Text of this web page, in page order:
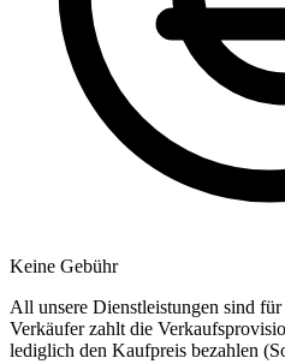
Keine Gebühr
All unsere Dienstleistungen sind
Verkäufer zahlt die
lediglich den Kaufpreis bezahlen